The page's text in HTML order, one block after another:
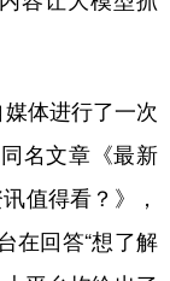
体进行了一次
名文章《最新
值得看？》，
在回答“想了解